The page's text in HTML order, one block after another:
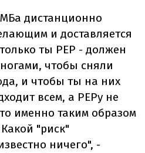
дистанционно
и доставляется
ты PEP - должен
чтобы сняли
и чтобы ты на них
всем, а PEPу не
именно таким образом
"риск"
ничего", -